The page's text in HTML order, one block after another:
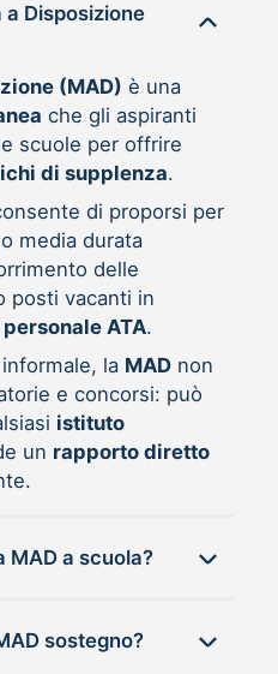
(MAD) è una
che gli aspiranti
scuole per offrire
di supplenza.
di proporsi per
media durata
delle
posti vacanti in
personale ATA.
informale, la MADnon
e concorsi: può
istituto
un rapporto diretto
Chi può inviare una MAD a scuola?
sostegno?